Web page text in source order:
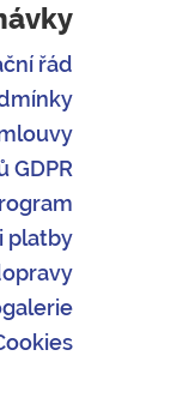
řád
GDPR
platby